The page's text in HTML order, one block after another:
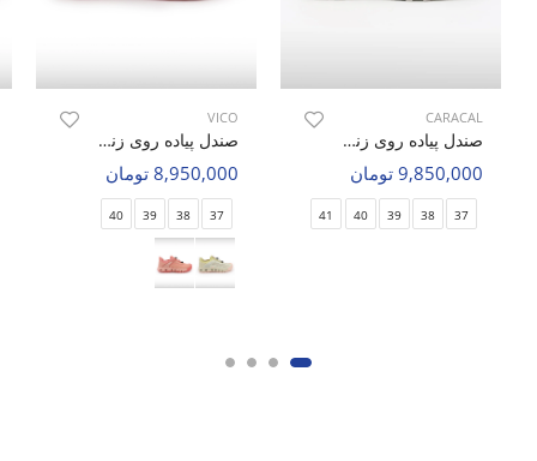
CARACAL
صندل پیاده روی زنانه کاراکال Caracal Caracal 4605 W
9,850,000 تومان
37
38
39
40
41
VICO
صندل پیاده روی زنانه ویکو Vico R1032 W
8,950,000 تومان
37
38
39
40